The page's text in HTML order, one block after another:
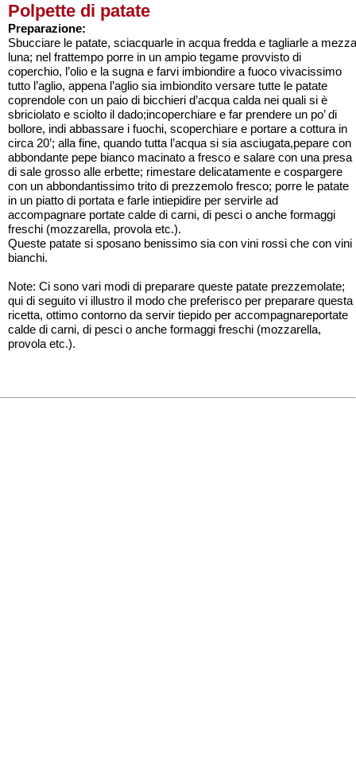
Polpette di patate
Preparazione:
Sbucciare le patate, sciacquarle in acqua fredda e tagliarle a mezza
luna; nel frattempo porre in un ampio tegame provvisto di
coperchio, l’olio e la sugna e farvi imbiondire a fuoco vivacissimo
tutto l’aglio, appena l’aglio sia imbiondito versare tutte le patate
coprendole con un paio di bicchieri d’acqua calda nei quali si è
sbriciolato e sciolto il dado;incoperchiare e far prendere un po’ di
bollore, indi abbassare i fuochi, scoperchiare e portare a cottura in
circa 20’; alla fine, quando tutta l’acqua si sia asciugata,pepare con
abbondante pepe bianco macinato a fresco e salare con una presa
di sale grosso alle erbette; rimestare delicatamente e cospargere
con un abbondantissimo trito di prezzemolo fresco; porre le patate
in un piatto di portata e farle intiepidire per servirle ad
accompagnare portate calde di carni, di pesci o anche formaggi
freschi (mozzarella, provola etc.).
Queste patate si sposano benissimo sia con vini rossi che con vini
bianchi.
Note: Ci sono vari modi di preparare queste patate prezzemolate;
qui di seguito vi illustro il modo che preferisco per preparare questa
ricetta, ottimo contorno da servir tiepido per accompagnareportate
calde di carni, di pesci o anche formaggi freschi (mozzarella,
provola etc.).